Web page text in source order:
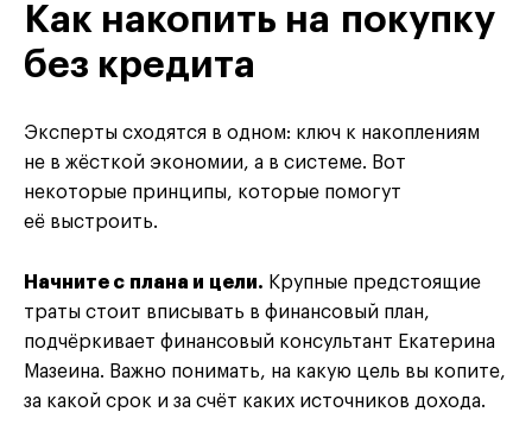
Как накопить на покупку
без кредита
Эксперты сходятся в одном: ключ к накоплениям
не в жёсткой экономии, а в системе. Вот
некоторые принципы, которые помогут
её выстроить.
Начните с плана и цели. Крупные предстоящие
траты стоит вписывать в финансовый план,
подчёркивает финансовый консультант Екатерина
Мазеина. Важно понимать, на какую цель вы копите,
за какой срок и за счёт каких источников дохода.